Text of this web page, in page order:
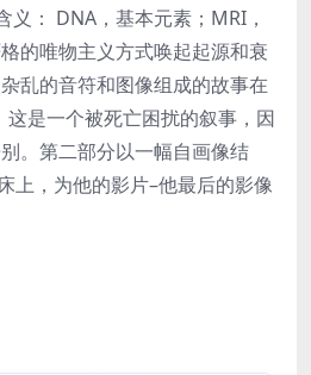
： DNA，基本元素；MRI，
的唯物主义方式唤起起源和衰
乱的音符和图像组成的故事在
是一个被死亡困扰的叙事，因
。第二部分以一幅自画像结
上，为他的影片–他最后的影像